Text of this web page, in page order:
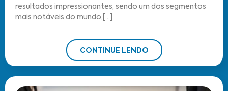
resultados impressionantes, sendo um dos segmentos
mais notáveis do mundo,[...]
CONTINUE LENDO